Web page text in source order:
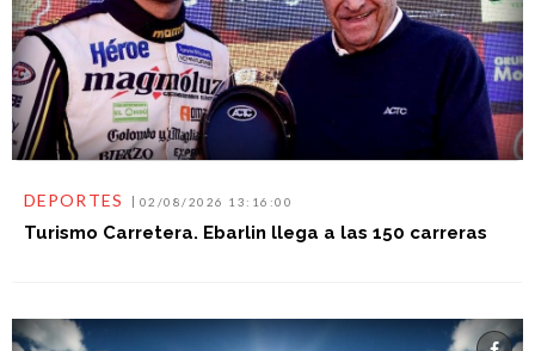
DEPORTES 02/08/2026 13:16:00
Turismo Carretera. Ebarlin llega a las 150 carreras